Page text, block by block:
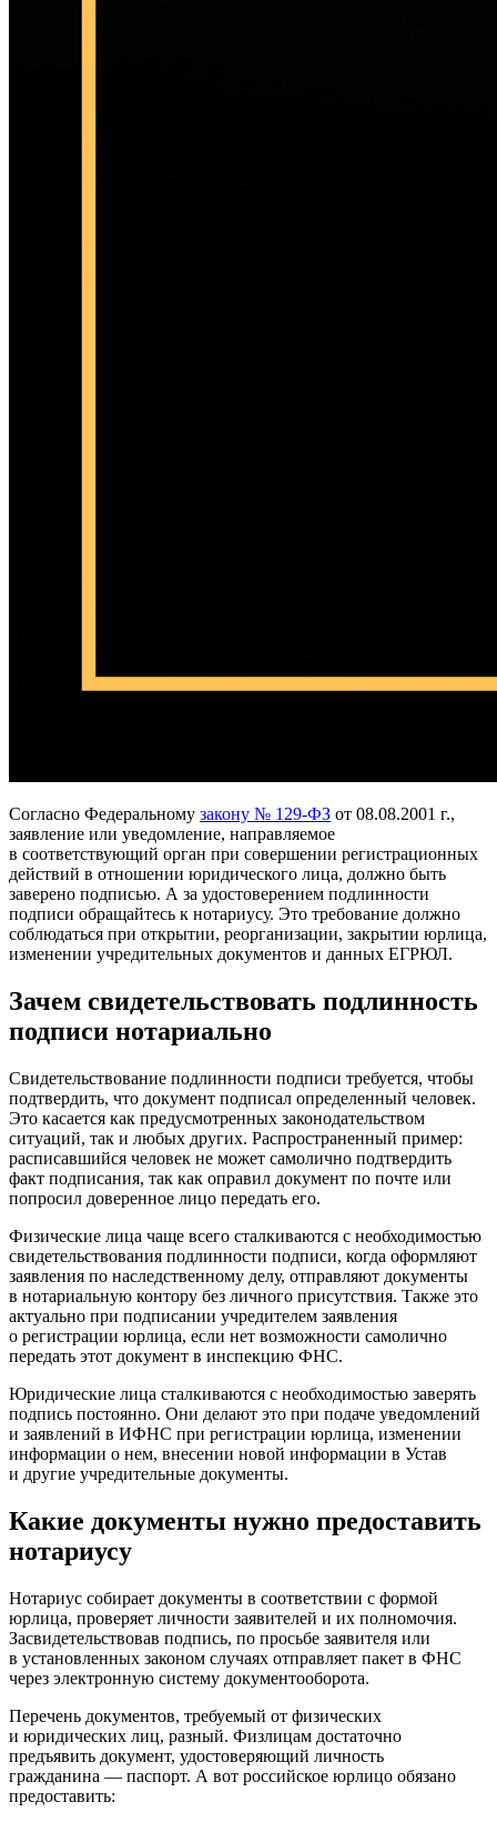
Согласно Федеральному закону № 129-ФЗ от 08.08.2001 г.,
заявление или уведомление, направляемое
в соответствующий орган при совершении регистрационных
действий в отношении юридического лица, должно быть
заверено подписью. А за удостоверением подлинности
подписи обращайтесь к нотариусу. Это требование должно
соблюдаться при открытии, реорганизации, закрытии юрлица,
изменении учредительных документов и данных ЕГРЮЛ.
Зачем свидетельствовать подлинность
подписи нотариально
Свидетельствование подлинности подписи требуется, чтобы
подтвердить, что документ подписал определенный человек.
Это касается как предусмотренных законодательством
ситуаций, так и любых других. Распространенный пример:
расписавшийся человек не может самолично подтвердить
факт подписания, так как оправил документ по почте или
попросил доверенное лицо передать его.
Физические лица чаще всего сталкиваются с необходимостью
свидетельствования подлинности подписи, когда оформляют
заявления по наследственному делу, отправляют документы
в нотариальную контору без личного присутствия. Также это
актуально при подписании учредителем заявления
о регистрации юрлица, если нет возможности самолично
передать этот документ в инспекцию ФНС.
Юридические лица сталкиваются с необходимостью заверять
подпись постоянно. Они делают это при подаче уведомлений
и заявлений в ИФНС при регистрации юрлица, изменении
информации о нем, внесении новой информации в Устав
и другие учредительные документы.
Какие документы нужно предоставить
нотариусу
Нотариус собирает документы в соответствии с формой
юрлица, проверяет личности заявителей и их полномочия.
Засвидетельствовав подпись, по просьбе заявителя или
в установленных законом случаях отправляет пакет в ФНС
через электронную систему документооборота.
Перечень документов, требуемый от физических
и юридических лиц, разный. Физлицам достаточно
предъявить документ, удостоверяющий личность
гражданина — паспорт. А вот российское юрлицо обязано
предоставить: